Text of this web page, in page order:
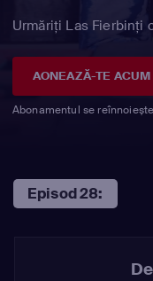
Urmăriți Las Fierbinţi
AONEAZĂ-TE ACUM
Abonamentul se
Episod 28: